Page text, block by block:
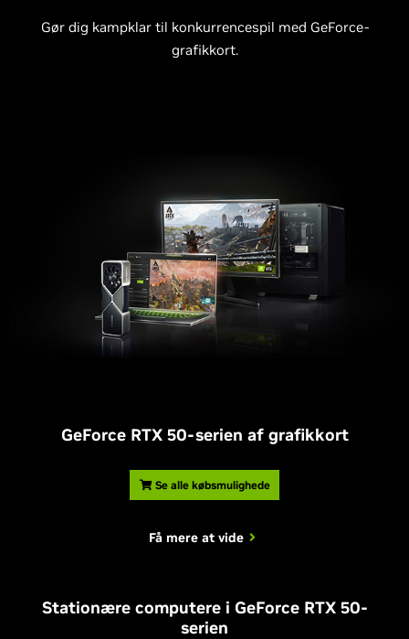
Gør dig kampklar til konkurrencespil med GeForce-
grafikkort.
GeForce RTX 50-serien af grafikkort
Se alle købsmulighede
Få mere at vide
Stationære computere i GeForce RTX 50-
serien